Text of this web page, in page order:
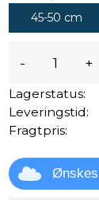
45-50 cm
- +
Lagerstatus:
Leveringstid:
Fragtpris: